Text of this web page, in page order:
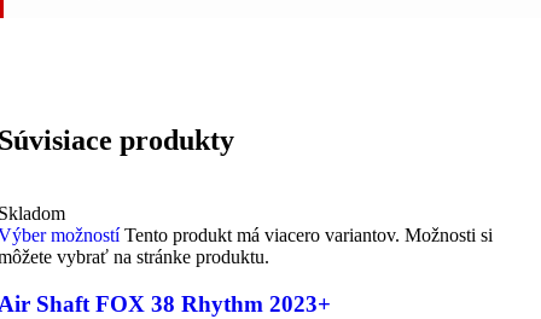
produkty
možností Tento produkt má viacero variantov. Možnosti si
vybrať na stránke produktu.
Shaft FOX 38 Rhythm 2023+